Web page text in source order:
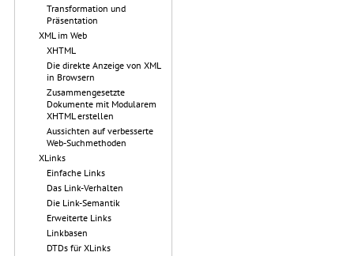
Transformation und
Präsentation
XML im Web
XHTML
Die direkte Anzeige von XML
in Browsern
Zusammengesetzte
Dokumente mit Modularem
XHTML erstellen
Aussichten auf verbesserte
Web-Suchmethoden
XLinks
Einfache Links
Das Link-Verhalten
Die Link-Semantik
Erweiterte Links
Linkbasen
DTDs für XLinks